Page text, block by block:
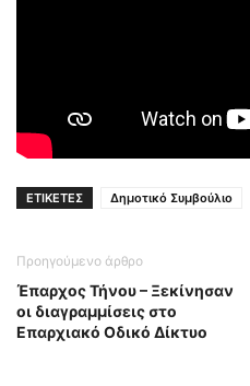
ΕΤΙΚΕΤΕΣ Δημοτικό Συμβούλιο
Προηγούμενο άρθρο
Έπαρχος Τήνου – Ξεκίνησαν
οι διαγραμμίσεις στο
Επαρχιακό Οδικό Δίκτυο